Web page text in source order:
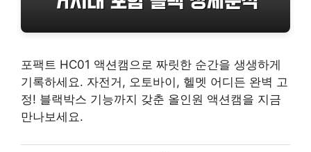
포팩트 HC01 액션캠으로 짜릿한 순간을 생생하게
기록하세요. 자전거, 오토바이, 헬멧 어디든 완벽 고
정! 블랙박스 기능까지 갖춘 올인원 액션캠을 지금
만나보세요.